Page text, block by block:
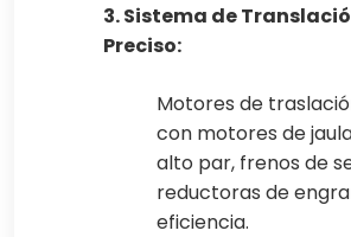
3. Sistema de
Preciso:
Motores de
con motores de
alto par, frenos de
reductoras de
eficiencia.